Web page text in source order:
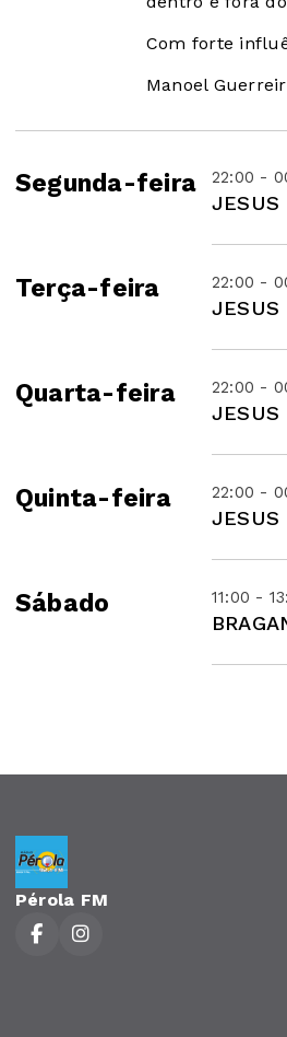
Com forte
Manoel
Segunda-feira 22:00 -
JESUS
Terça-feira 22:00 -
JESUS
Quarta-feira 22:00 -
JESUS
Quinta-feira 22:00 -
JESUS
Sábado 11:00 -
Pérola FM